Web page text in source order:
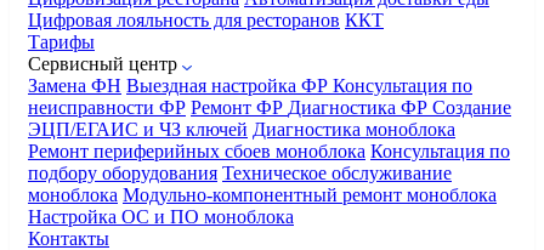
Цифровая лояльность для ресторанов ККТ
Тарифы
Сервисный центр
Замена ФН Выездная настройка ФР Консультация по
неисправности ФР Ремонт ФР Диагностика ФР Создание
ЭЦП/ЕГАИС и ЧЗ ключей Диагностика моноблока
Ремонт периферийных сбоев моноблока Консультация по
подбору оборудования Техническое обслуживание
моноблока Модульно-компонентный ремонт моноблока
Настройка ОС и ПО моноблока
Контакты